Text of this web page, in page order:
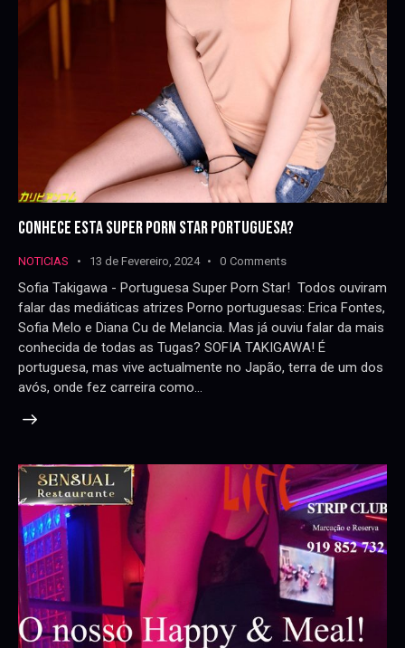
CONHECE ESTA SUPER PORN STAR PORTUGUESA?
NOTICIAS 13 de Fevereiro, 2024 0 Comments
Sofia Takigawa - Portuguesa Super Porn Star! Todos ouviram
falar das mediáticas atrizes Porno portuguesas: Erica Fontes,
Sofia Melo e Diana Cu de Melancia. Mas já ouviu falar da mais
conhecida de todas as Tugas? SOFIA TAKIGAWA! É
portuguesa, mas vive actualmente no Japão, terra de um dos
avós, onde fez carreira como…